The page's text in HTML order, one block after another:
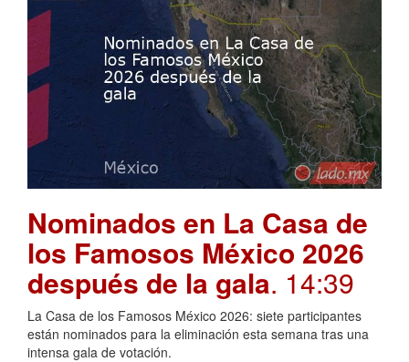
Nominados en La Casa de
los Famosos México 2026
después de la gala. 14:39
La Casa de los Famosos México 2026: siete participantes
están nominados para la eliminación esta semana tras una
intensa gala de votación.